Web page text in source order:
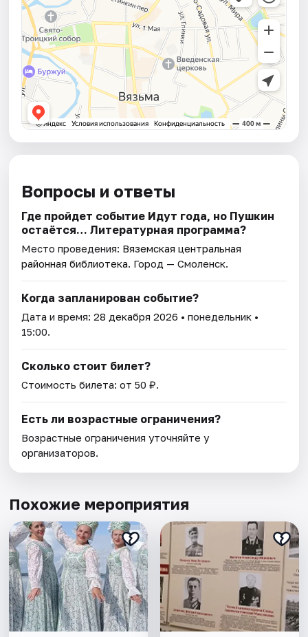
Вопросы и ответы
Где пройдет событие Идут года, но Пушкин
остаётся… Литературная программа?
Место проведения: Вяземская центральная
районная библиотека. Город — Смоленск.
Когда запланирован событие?
Дата и время:28 декабря 2026 • понедельник •
15:00.
Сколько стоит билет?
Стоимость билета: от 50 ₽.
Есть ли возрастные ограничения?
Возрастные ограничения уточняйте у
организаторов.
Похожие мероприятия